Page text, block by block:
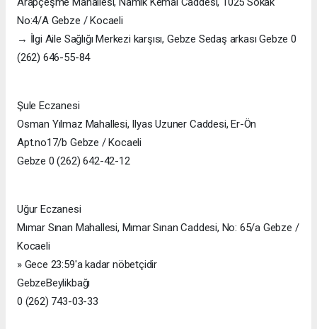
No:4/A Gebze / Kocaeli
→ İlgi Aile Sağlığı Merkezi karşısı, Gebze Sedaş arkası Gebze 0
(262) 646-55-84
Şule Eczanesi
Osman Yılmaz Mahallesi, Ilyas Uzuner Caddesi, Er-Ön
Apt.no17/b Gebze / Kocaeli
Gebze 0 (262) 642-42-12
Uğur Eczanesi
Mımar Sınan Mahallesi, Mımar Sınan Caddesi, No: 65/a Gebze /
Kocaeli
» Gece 23:59'a kadar nöbetçidir
GebzeBeylikbağı
0 (262) 743-03-33